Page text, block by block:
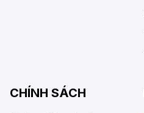
CHÍNH SÁCH